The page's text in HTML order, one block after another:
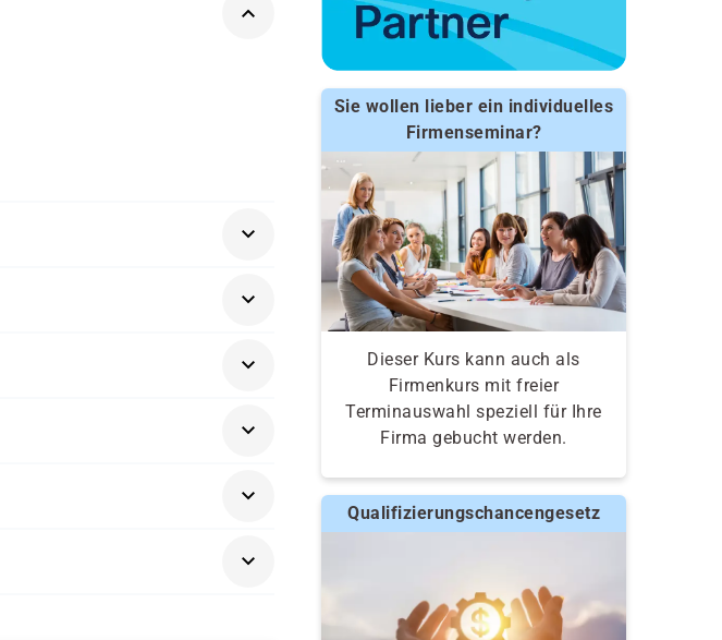
Sie wollen lieber ein individuelles
Firmenseminar?
Dieser Kurs kann auch als
Firmenkurs mit freier
Terminauswahl speziell für Ihre
Firma gebucht werden.
Qualifizierungschancengesetz